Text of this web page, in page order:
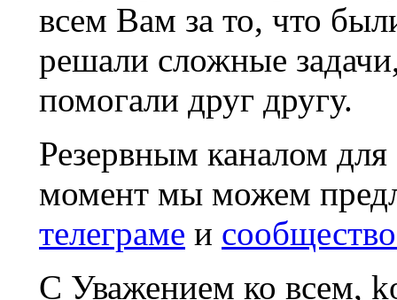
всем Вам за то, что
решали сложные
помогали друг другу.
Резервным каналом
момент мы можем
телеграме и
С Уважением ко всем,